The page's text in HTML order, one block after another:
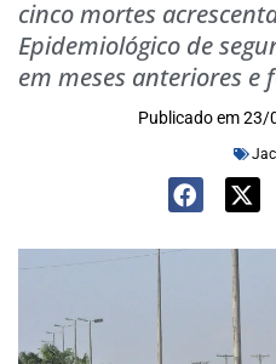
cinco mortes
Epidemiológico de
em meses anteriores
Publicado em 23/